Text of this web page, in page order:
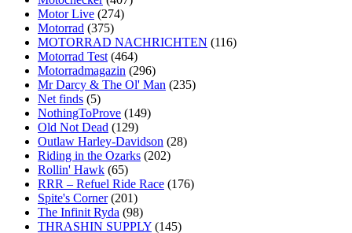
Motor Live (274)
Motorrad (375)
MOTORRAD NACHRICHTEN (116)
Motorrad Test (464)
Motorradmagazin (296)
Mr Darcy & The Ol' Man (235)
Net finds (5)
NothingToProve (149)
Old Not Dead (129)
Outlaw Harley-Davidson (28)
Riding in the Ozarks (202)
Rollin' Hawk (65)
RRR – Refuel Ride Race (176)
Spite's Corner (201)
The Infinit Ryda (98)
THRASHIN SUPPLY (145)